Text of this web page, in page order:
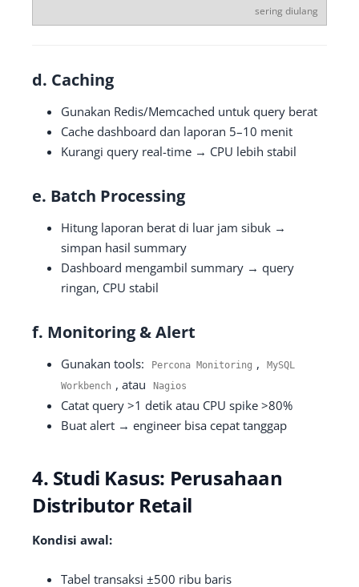
sering diulang
d. Caching
Gunakan Redis/Memcached untuk query berat
Cache dashboard dan laporan 5–10 menit
Kurangi query real-time → CPU lebih stabil
e. Batch Processing
Hitung laporan berat di luar jam sibuk →
simpan hasil summary
Dashboard mengambil summary → query
ringan, CPU stabil
f. Monitoring & Alert
Gunakan tools: Percona Monitoring ,
MySQL
Workbench , atau Nagios
Catat query >1 detik atau CPU spike >80%
Buat alert → engineer bisa cepat tanggap
4. Studi Kasus: Perusahaan
Distributor Retail
Kondisi awal:
Tabel transaksi ±500 ribu baris